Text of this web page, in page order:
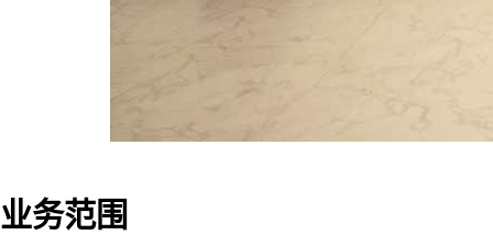
业务范围